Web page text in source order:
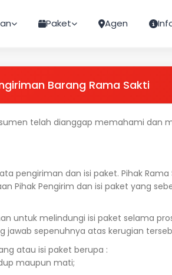
Paket Agen
Barang Rama Sakti
telah dianggap memahami dan
pengiriman dan isi paket. Pihak
Pihak Pengirim dan isi paket yang
untuk melindungi isi paket selama
jawab sepenuhnya atas kerugian
atau isi paket berupa :
maupun mati;